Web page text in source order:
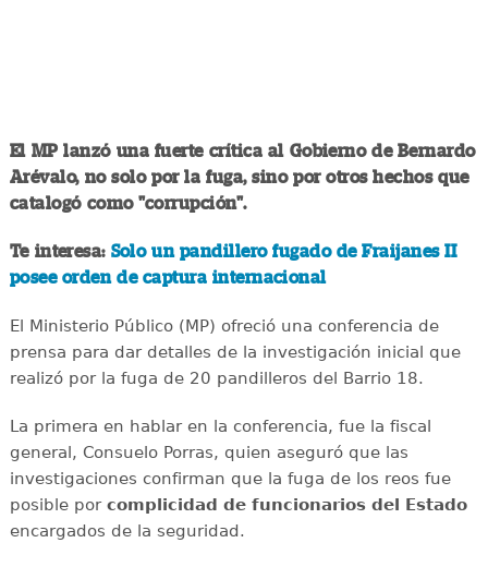
El MP lanzó una fuerte crítica al Gobierno de Bernardo
Arévalo, no solo por la fuga, sino por otros hechos que
catalogó como "corrupción".
Te interesa:Solo un pandillero fugado de Fraijanes II
posee orden de captura internacional
El Ministerio Público (MP) ofreció una conferencia de
prensa para dar detalles de la investigación inicial que
realizó por la fuga de 20 pandilleros del Barrio 18.
La primera en hablar en la conferencia, fue la fiscal
general, Consuelo Porras, quien aseguró que las
investigaciones confirman que la fuga de los reos fue
posible porcomplicidad de funcionarios del Estado
encargados de la seguridad.